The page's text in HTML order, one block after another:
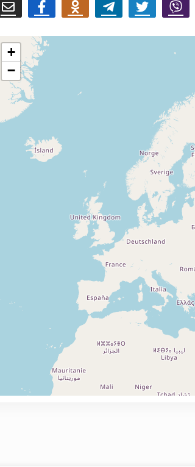
Email FacebookOdnoklassnikiTelegram Twitter Viber
+
−